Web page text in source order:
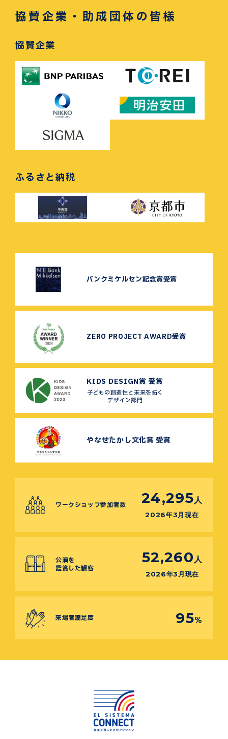
協賛企業・助成団体の皆様
協賛企業
ふるさと納税
バンクミケルセン記念賞受賞
ZERO PROJECT AWARD受賞
KIDS DESIGN賞 受賞
子どもの創造性と未来を拓く
デザイン部門
やなせたかし文化賞 受賞
ワークショップ参加者数 24,295 人
2026年3月現在
公演を
鑑賞した観客
52,260 人
2026年3月現在
来場者満足度 95%